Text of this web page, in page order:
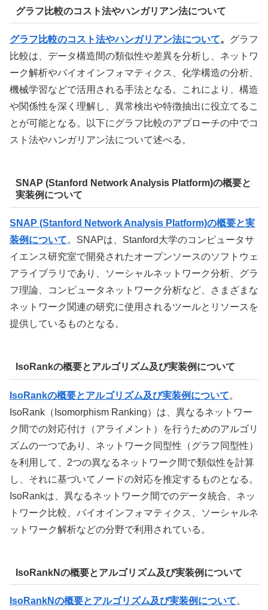
グラフ比較のコスト法やハンガリアン法について
グラフ比較のコスト法やハンガリアン法について。 グラフ
比較は、データ構造間の類似性や差異を分析し、ネットワ
ーク解析やバイオインフォマティクス、化学構造の分析、
機械学習などで活用される手法となる。これにより、構造
や関係性を深く理解し、異常検出や特徴抽出に役立てるこ
とが可能となる。以下にグラフ比較のアプローチの中でコ
スト法やハンガリアン法について述べる。
SNAP (Stanford Network Analysis Platform)の概要と
実装例について
SNAP (Stanford Network Analysis Platform)の概要と実
装例について。SNAPは、Stanford大学のコンピュータサ
イエンス研究室で開発されたオープンソースのソフトウェ
アライブラリであり、ソーシャルネットワーク分析、グラ
フ理論、コンピュータネットワーク分析など、さまざまな
ネットワーク関連の研究に使用されるツールとリソースを
提供しているものとなる。
IsoRankの概要とアルゴリズム及び実装例について
IsoRankの概要とアルゴリズム及び実装例について。
IsoRank（Isomorphism Ranking）は、異なるネットワー
ク間での対応付け（アライメント）を行うためのアルゴリ
ズムの一つであり、ネットワーク同型性（グラフ同型性）
を利用して、2つの異なるネットワーク間で類似性を計算
し、それに基づいてノードの対応を推定するものとなる。
IsoRankは、異なるネットワーク間でのデータ統合、ネッ
トワーク比較、バイオインフォマティクス、ソーシャルネ
ットワーク解析などの分野で利用されている。
IsoRankNの概要とアルゴリズム及び実装例について
IsoRankNの概要とアルゴリズム及び実装例について。